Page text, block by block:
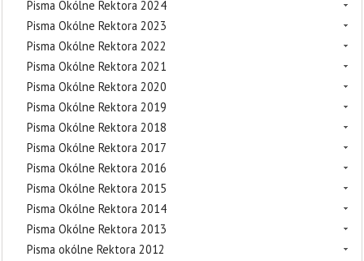
Pisma Okólne Rektora 2024
Pisma Okólne Rektora 2023
Pisma Okólne Rektora 2022
Pisma Okólne Rektora 2021
Pisma Okólne Rektora 2020
Pisma Okólne Rektora 2019
Pisma Okólne Rektora 2018
Pisma Okólne Rektora 2017
Pisma Okólne Rektora 2016
Pisma Okólne Rektora 2015
Pisma Okólne Rektora 2014
Pisma Okólne Rektora 2013
Pisma okólne Rektora 2012